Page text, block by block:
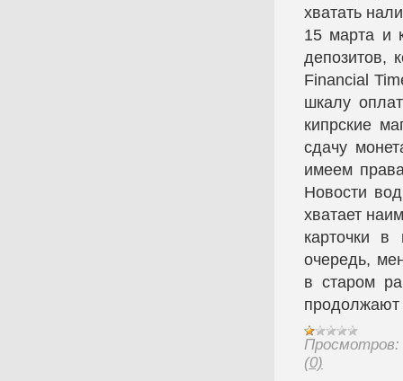
хватать
15 марта и
депозитов,
Financial
шкалу
кипрские
сдачу
имеем
Новости
хватает
карточки
очередь,
в старом
продолжают
Просмотров:
(0)